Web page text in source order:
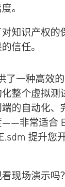
。
知识产权的
信任。
了一种高效
整个虚拟测
的自动化、
非常适合
提升您
现场演示吗